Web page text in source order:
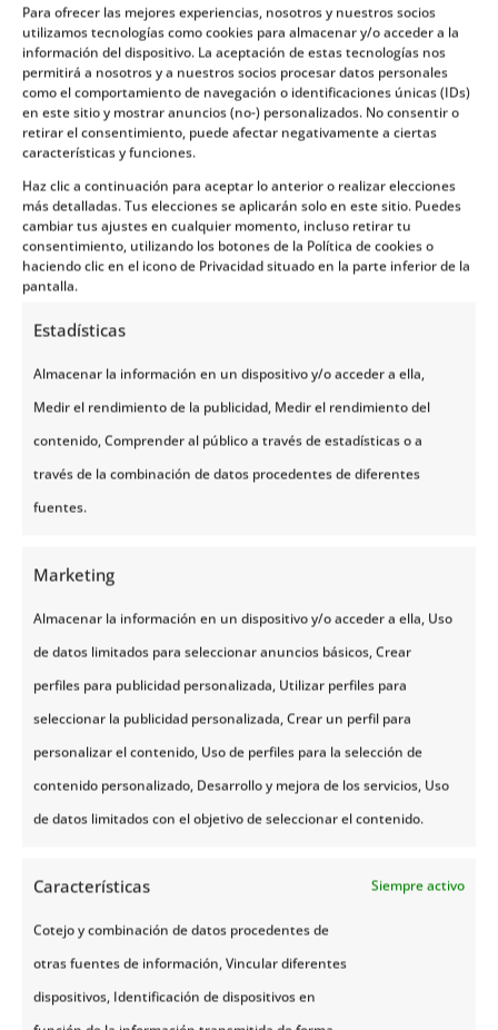
Para ofrecer las mejores experiencias, nosotros y nuestros socios
utilizamos tecnologías como cookies para almacenar y/o acceder a la
información del dispositivo. La aceptación de estas tecnologías nos
permitirá a nosotros y a nuestros socios procesar datos personales
como el comportamiento de navegación o identificaciones únicas (IDs)
en este sitio y mostrar anuncios (no-) personalizados. No consentir o
retirar el consentimiento, puede afectar negativamente a ciertas
características y funciones.
Haz clic a continuación para aceptar lo anterior o realizar elecciones
más detalladas. Tus elecciones se aplicarán solo en este sitio. Puedes
cambiar tus ajustes en cualquier momento, incluso retirar tu
consentimiento, utilizando los botones de la Política de cookies o
haciendo clic en el icono de Privacidad situado en la parte inferior de la
pantalla.
Estadísticas
Almacenar la información en un dispositivo y/o acceder a ella,
Medir el rendimiento de la publicidad, Medir el rendimiento del
contenido, Comprender al público a través de estadísticas o a
través de la combinación de datos procedentes de diferentes
fuentes.
Marketing
Almacenar la información en un dispositivo y/o acceder a ella, Uso
de datos limitados para seleccionar anuncios básicos, Crear
perfiles para publicidad personalizada, Utilizar perfiles para
seleccionar la publicidad personalizada, Crear un perfil para
personalizar el contenido, Uso de perfiles para la selección de
contenido personalizado, Desarrollo y mejora de los servicios, Uso
de datos limitados con el objetivo de seleccionar el contenido.
Características Siempre activo
Cotejo y combinación de datos procedentes de
otras fuentes de información, Vincular diferentes
dispositivos, Identificación de dispositivos en
termina el trabajo. Todos comparten la misma
atmósfera cálida y alegre.
Clarion Hotel
Los Clarion no son solo un hotel.
Los vestíbulos de todos los hoteles Clarion en
Noruega, Suecia, Finlandia y Dinamarca se han
convertido en un lugar de encuentro vibrante donde
desayunos de jazz o catas de vino y comida, hasta
DJs o desfiles de moda.
Dentro de Clarion, los Clarion Collection suelen ser
más pequeños y siempre con una ubicación en el
servicio personal y la atención a los detalles. Son,
dentro de los hoteles en Noruega, los más divertidos
y cool.
Thon Hotels
Otros de loshotelesen Noruega que más se
preocupan por el medio ambiente son los Thon
Lighthouse”, que connota que la cadena está
centrada en mejorar su consumo ecológico y sus
ahorros de energía, reduciendo sus desechos y